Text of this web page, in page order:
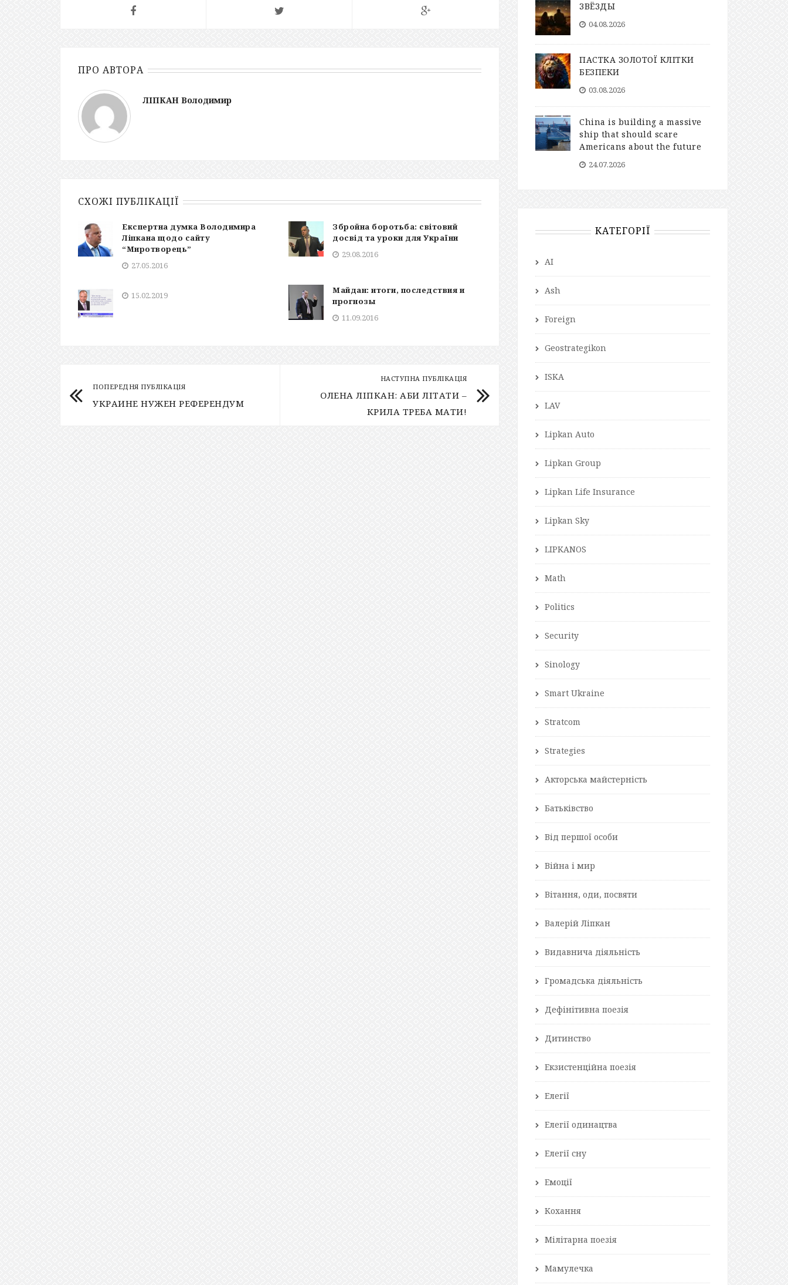
ПРО АВТОРА
ЛІПКАН Володимир
СХОЖІ ПУБЛІКАЦІЇ
Експертна думка Володимира
Ліпкана щодо сайту
“Миротворець”
27.05.2016
Збройна боротьба: світовий
досвід та уроки для України
29.08.2016
15.02.2019
Майдан: итоги, последствия и
прогнозы
11.09.2016
ПОПЕРЕДНЯ ПУБЛІКАЦІЯ
УКРАИНЕ НУЖЕН РЕФЕРЕНДУМ
НАСТУПНА ПУБЛІКАЦІЯ
ОЛЕНА ЛІПКАН: АБИ ЛІТАТИ –
КРИЛА ТРЕБА МАТИ!
ЗВЁЗДЫ
04.08.2026
ПАСТКА ЗОЛОТОЇ КЛІТКИ
БЕЗПЕКИ
03.08.2026
China is building a massive
ship that should scare
Americans about the future
24.07.2026
КАТЕГОРІЇ
AI
Ash
Foreign
Geostrategikon
ISKA
LAV
Lipkan Auto
Lipkan Group
Lipkan Life Insurance
Lipkan Sky
LIPKANOS
Math
Politics
Security
Sinology
Smart Ukraine
Stratcom
Strategies
Акторська майстерність
Батьківство
Від першої особи
Війна і мир
Вітання, оди, посвяти
Валерій Ліпкан
Видавнича діяльність
Громадська діяльність
Дефінітивна поезія
Дитинство
Екзистенційна поезія
Елегії
Елегії одинацтва
Елегії сну
Емоції
Кохання
Мілітарна поезія
Мамулечка